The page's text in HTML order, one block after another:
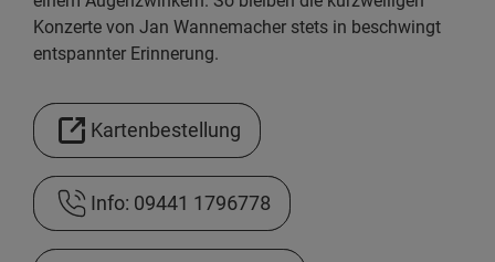
Konzerte von Jan Wannemacher stets in beschwingt
entspannter Erinnerung.
Kartenbestellung
Info: 09441 1796778